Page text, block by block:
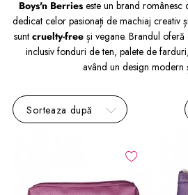
Boys'n Berries este un brand românesc
dedicat celor pasionați de machiaj creativ
sunt cruelty-freeși vegane. Brandul oferă
inclusiv fonduri de ten, palete de
având un design modern
Sorteaza după